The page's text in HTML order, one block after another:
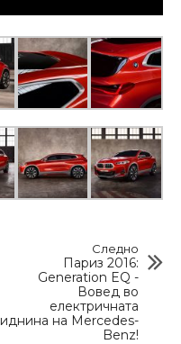
Следно
Париз 2016:
Generation EQ -
Вовед во
електричната
иднина на Mercedes-
Benz!